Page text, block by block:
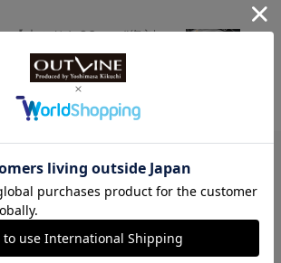
【小ぶりな38mm “復刻
ーズウオッチ】ニバダ・
“アクアマー”発売開始